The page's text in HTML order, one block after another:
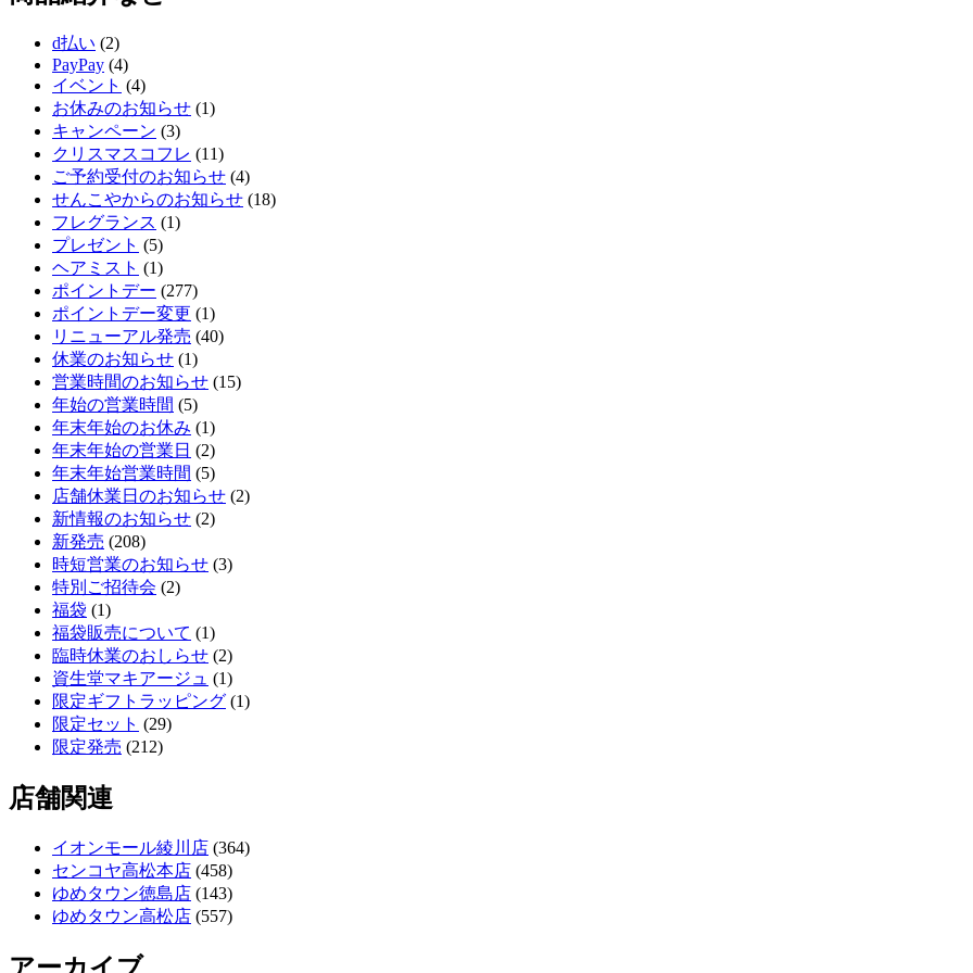
d払い (2)
PayPay (4)
イベント (4)
お休みのお知らせ (1)
キャンペーン (3)
クリスマスコフレ (11)
ご予約受付のお知らせ (4)
せんこやからのお知らせ (18)
フレグランス (1)
プレゼント (5)
ヘアミスト (1)
ポイントデー (277)
ポイントデー変更 (1)
リニューアル発売 (40)
休業のお知らせ (1)
営業時間のお知らせ (15)
年始の営業時間 (5)
年末年始のお休み (1)
年末年始の営業日 (2)
年末年始営業時間 (5)
店舗休業日のお知らせ (2)
新情報のお知らせ (2)
新発売 (208)
時短営業のお知らせ (3)
特別ご招待会 (2)
福袋 (1)
福袋販売について (1)
臨時休業のおしらせ (2)
資生堂マキアージュ (1)
限定ギフトラッピング (1)
限定セット (29)
限定発売 (212)
店舗関連
イオンモール綾川店 (364)
センコヤ高松本店 (458)
ゆめタウン徳島店 (143)
ゆめタウン高松店 (557)